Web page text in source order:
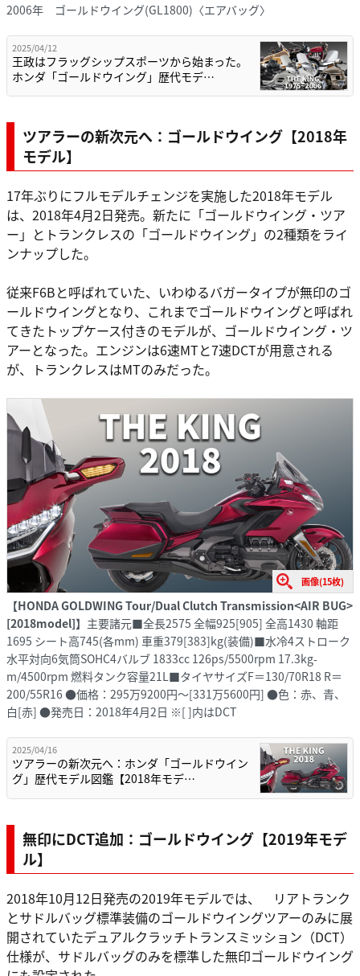
2006年 ゴールドウイング(GL1800)〈エアバッグ〉
2025/04/12
王政はフラッグシップスポーツから始まった。
ホンダ「ゴールドウイング」歴代モデ…
ツアラーの新次元へ：ゴールドウイング【2018年
モデル】
17年ぶりにフルモデルチェンジを実施した2018年モデル
は、2018年4月2日発売。新たに「ゴールドウイング・ツア
ー」とトランクレスの「ゴールドウイング」の2種類をライ
ンナップした。
従来F6Bと呼ばれていた、いわゆるバガータイプが無印のゴ
ールドウイングとなり、これまでゴールドウイングと呼ばれ
てきたトップケース付きのモデルが、ゴールドウイング・ツ
アーとなった。エンジンは6速MTと7速DCTが用意される
が、トランクレスはMTのみだった。
画像(15枚)
【HONDA GOLDWING Tour/Dual Clutch Transmission<AIR BUG>
[2018model]】 主要諸元■全長2575 全幅925[905] 全高1430 軸距
1695 シート高745(各mm) 車重379[383]kg(装備)■水冷4ストローク
水平対向6気筒SOHC4バルブ 1833cc 126ps/5500rpm 17.3kg-
m/4500rpm 燃料タンク容量21L■タイヤサイズF＝130/70R18 R＝
200/55R16 ●価格：295万9200円～[331万5600円] ●色：赤、青、
白[赤] ●発売日：2018年4月2日 ※[ ]内はDCT
2025/04/16
ツアラーの新次元へ：ホンダ「ゴールドウイン
グ」歴代モデル図鑑【2018年モデ…
無印にDCT追加：ゴールドウイング【2019年モデ
ル】
2018年10月12日発売の2019年モデルでは、 リアトランク
とサドルバッグ標準装備のゴールドウイングツアーのみに展
開されていたデュアルクラッチトランスミッション（DCT）
仕様が、サドルバッグのみを標準した無印ゴールドウイング